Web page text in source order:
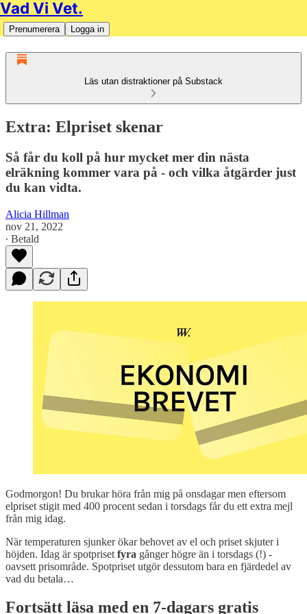
Vad Vi Vet.
Prenumerera Logga in
Läs utan distraktioner på Substack
Extra: Elpriset skenar
Så får du koll på hur mycket mer din nästa
elräkning kommer vara på - och vilka åtgärder just
du kan vidta.
Alicia Hillman
nov 21, 2022
∙ Betald
Godmorgon! Du brukar höra från mig på onsdagar men eftersom
elpriset stigit med 400 procent sedan i torsdags får du ett extra mejl
från mig idag.
När temperaturen sjunker ökar behovet av el och priset skjuter i
höjden. Idag är spotpriset fyra gånger högre än i torsdags (!) -
oavsett prisområde. Spotpriset utgör dessutom bara en fjärdedel av
vad du betala…
Fortsätt läsa med en 7-dagars gratis